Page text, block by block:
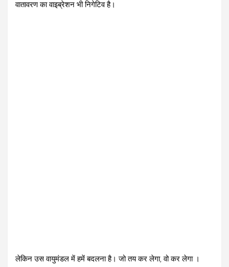
वातावरण का वाइब्रेशन भी निगेटिव है।
लेकिन उस वायुमंडल में हमें बदलना है। जो तय कर लेगा, वो कर लेगा ।